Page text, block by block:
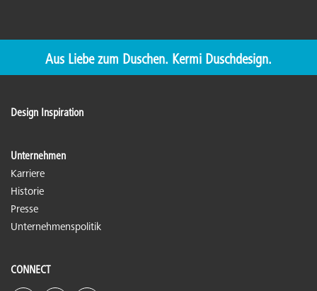
Aus Liebe zum Duschen. Kermi Duschdesign.
Design Inspiration
Unternehmen
Karriere
Historie
Presse
Unternehmenspolitik
CONNECT